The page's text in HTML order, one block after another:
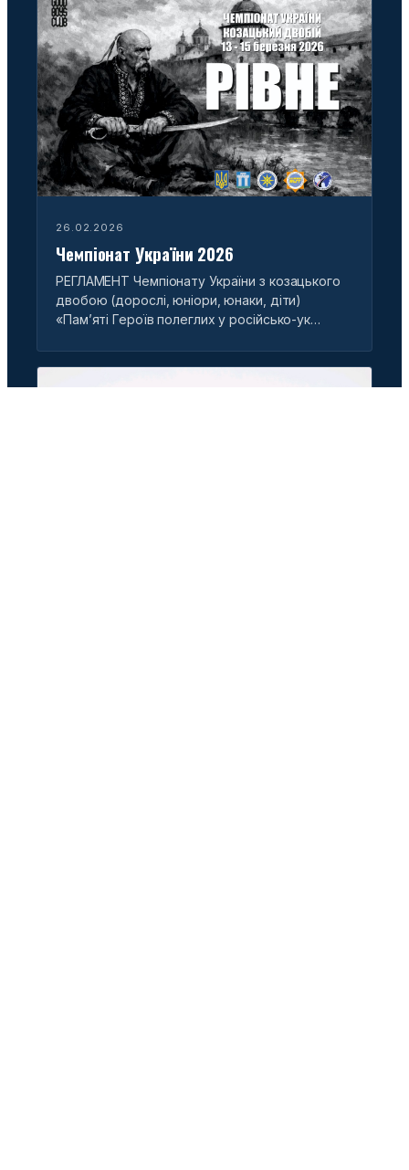
26.02.2026
Чемпіонат України 2026
РЕГЛАМЕНТ Чемпіонату України з козацького
двобою (дорослі, юніори, юнаки, діти)
«Пам’яті Героїв полеглих у російсько-ук…